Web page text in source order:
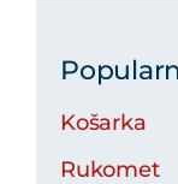
Košarka
Rukomet